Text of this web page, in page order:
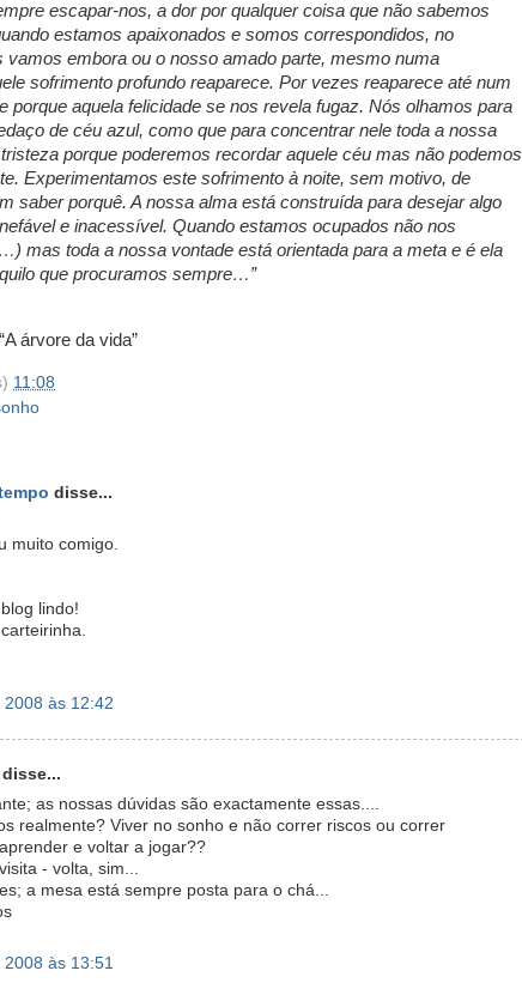
escapar-nos, a dor por qualquer coisa que não sabemos
estamos apaixonados e somos correspondidos, no
vamos embora ou o nosso amado parte, mesmo numa
sofrimento profundo reaparece. Por vezes reaparece até num
porque aquela felicidade se nos revela fugaz. Nós olhamos para
de céu azul, como que para concentrar nele toda a nossa
porque poderemos recordar aquele céu mas não podemos
Experimentamos este sofrimento à noite, sem motivo, de
saber porquê. A nossa alma está construída para desejar algo
e inacessível. Quando estamos ocupados não nos
mas toda a nossa vontade está orientada para a meta e é ela
que procuramos sempre…”
árvore da vida”
11:08
disse...
muito comigo.
lindo!
às 12:42
disse...
as nossas dúvidas são exactamente essas....
realmente? Viver no sonho e não correr riscos ou correr
e voltar a jogar??
- volta, sim...
a mesa está sempre posta para o chá...
às 13:51